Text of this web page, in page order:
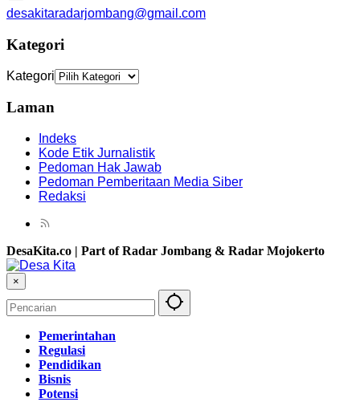
desakitaradarjombang@gmail.com
Kategori
Kategori
Laman
Indeks
Kode Etik Jurnalistik
Pedoman Hak Jawab
Pedoman Pemberitaan Media Siber
Redaksi
DesaKita.co | Part of Radar Jombang & Radar Mojokerto
×
Pemerintahan
Regulasi
Pendidikan
Bisnis
Potensi